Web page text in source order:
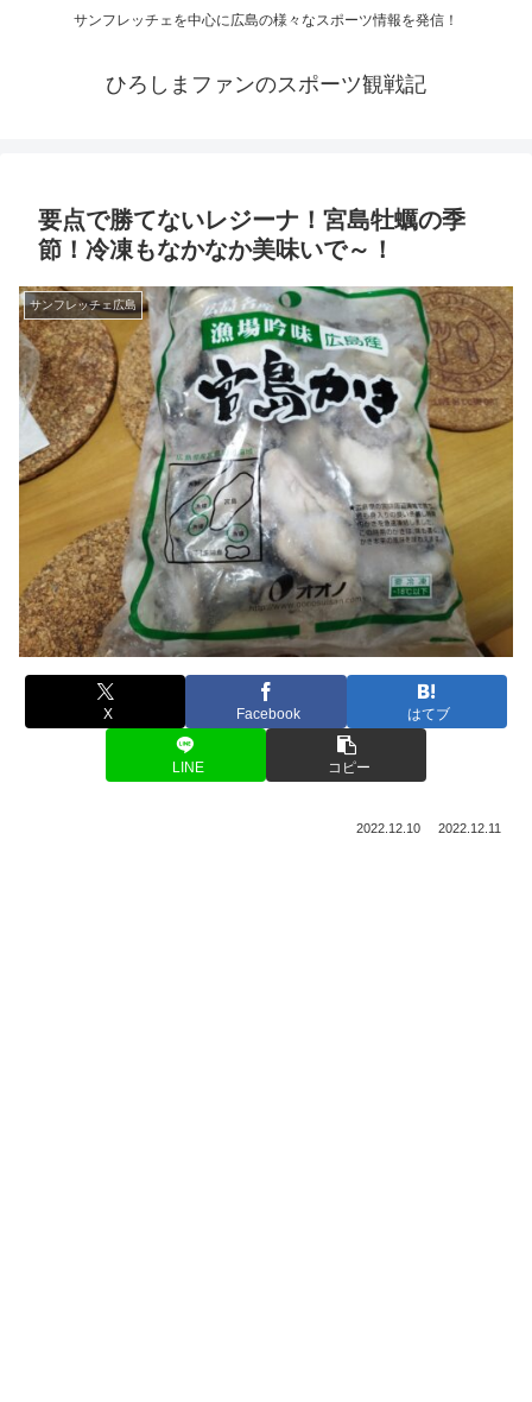
サンフレッチェを中心に広島の様々なスポーツ情報を発信！
ひろしまファンのスポーツ観戦記
要点で勝てないレジーナ！宮島牡蠣の季
節！冷凍もなかなか美味いで～！
サンフレッチェ広島
X Facebook はてブ
LINE コピー
2022.12.10 2022.12.11